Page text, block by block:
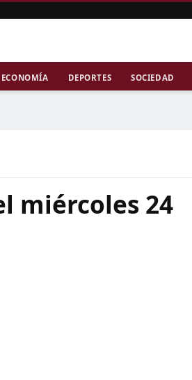
ECONOMÍA DEPORTES SOCIEDAD
miércoles 24